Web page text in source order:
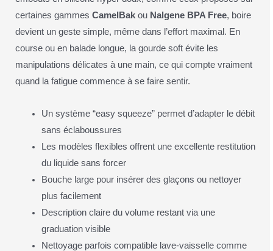
certaines gammes CamelBakou Nalgene BPA Free, boire
devient un geste simple, même dans l’effort maximal. En
course ou en balade longue, la gourde soft évite les
manipulations délicates à une main, ce qui compte vraiment
quand la fatigue commence à se faire sentir.
Un système “easy squeeze” permet d’adapter le débit
sans éclaboussures
Les modèles flexibles offrent une excellente restitution
du liquide sans forcer
Bouche large pour insérer des glaçons ou nettoyer
plus facilement
Description claire du volume restant via une
graduation visible
Nettoyage parfois compatible lave-vaisselle comme